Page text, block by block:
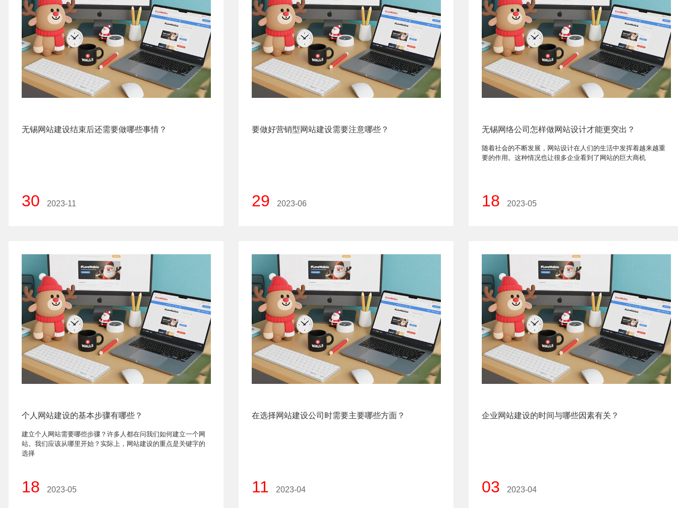
无锡网站建设结束后还需要做哪些事情？
30 2023-11
要做好营销型网站建设需要注意哪些？
29 2023-06
无锡网络公司怎样做网站设计才能更突出？
随着社会的不断发展，网站设计在人们的生活中发挥着越来越重
要的作用。这种情况也让很多企业看到了网站的巨大商机
18 2023-05
个人网站建设的基本步骤有哪些？
建立个人网站需要哪些步骤？许多人都在问我们如何建立一个网
站。我们应该从哪里开始？实际上，网站建设的重点是关键字的
选择
18 2023-05
在选择网站建设公司时需要主要哪些方面？
11 2023-04
企业网站建设的时间与哪些因素有关？
03 2023-04